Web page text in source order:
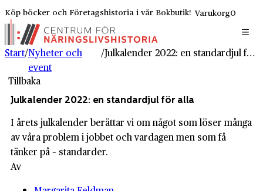
Köp böcker och Företagshistoria i vår Bokbutik! Varukorg0
Start/Nyheter och
event
/ Julkalender 2022: en standardjul för alla
Tillbaka
Julkalender 2022: en standardjul för alla
I årets julkalender berättar vi om något som löser många
av våra problem i jobbet och vardagen men som få
tänker på – standarder.
Av